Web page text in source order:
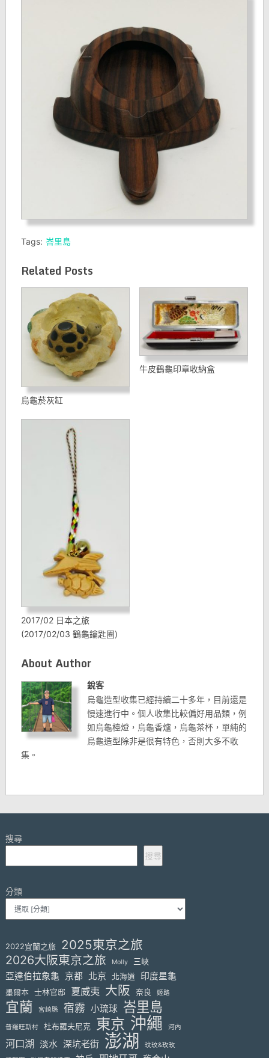
Tags: 峇里島
Related Posts
烏龜菸灰缸
牛皮鶴龜印章收納盒
2017/02 日本之旅
(2017/02/03 鶴龜鑰匙圈)
About Author
銳客
烏龜造型收集已經持續二十多年，目前還是
慢速進行中。個人收集比較偏好用品類，例
如烏龜檯燈，烏龜香爐，烏龜茶杯，單純的
烏龜造型除非是很有特色，否則大多不收
集。
搜尋
搜尋
分類
2022宜蘭之旅 2025東京之旅
2026大阪東京之旅 Molly 三峽
亞達伯拉象龜 京都 北京 北海道 印度星龜
墨爾本 士林官邸 夏威夷 大阪 奈良 姬路
宜蘭 宮崎縣 宿霧 小琉球 峇里島
普羅旺斯村 杜布羅夫尼克 東京 沖繩 河內
河口湖 淡水 深坑老街 澎湖
玟玟&玫玫